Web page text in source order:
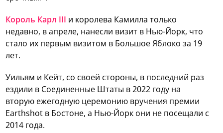
Король Карл III и королева Камилла только
недавно, в апреле, нанесли визит в Нью-Йорк, что
стало их первым визитом в Большое Яблоко за 19
лет.
Уильям и Кейт, со своей стороны, в последний раз
ездили в Соединенные Штаты в 2022 году на
вторую ежегодную церемонию вручения премии
Earthshot в Бостоне, а Нью-Йорк они не посещали с
2014 года.